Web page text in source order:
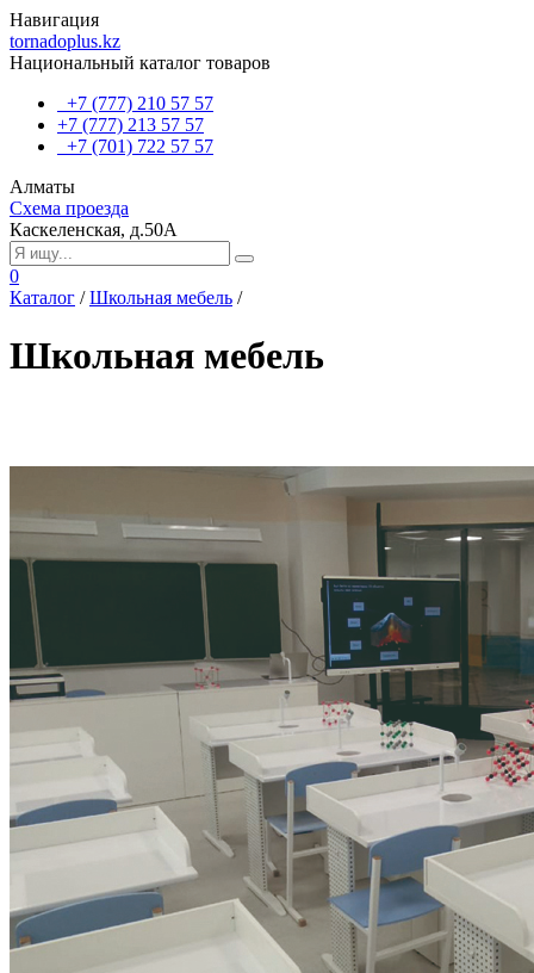
Навигация
tornadoplus.kz
Национальный каталог товаров
+7 (777) 210 57 57
+7 (777) 213 57 57
+7 (701) 722 57 57
Алматы
Схема проезда
Каскеленская, д.50А
0
Каталог /Школьная мебель /
Школьная мебель